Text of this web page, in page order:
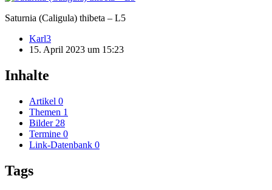
Saturnia (Caligula) thibeta – L5
Karl3
15. April 2023 um 15:23
Inhalte
Artikel 0
Themen 1
Bilder 28
Termine 0
Link-Datenbank 0
Tags